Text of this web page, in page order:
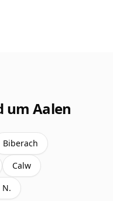
um Aalen
Biberach
Calw
N.